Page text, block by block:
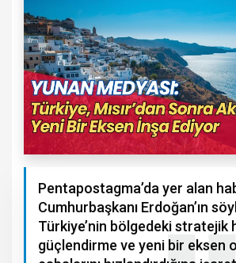
Pentapostagma’da yer alan
Cumhurbaşkanı Erdoğan’ın
Türkiye’nin bölgedeki stratejik
güçlendirme ve yeni bir eksen